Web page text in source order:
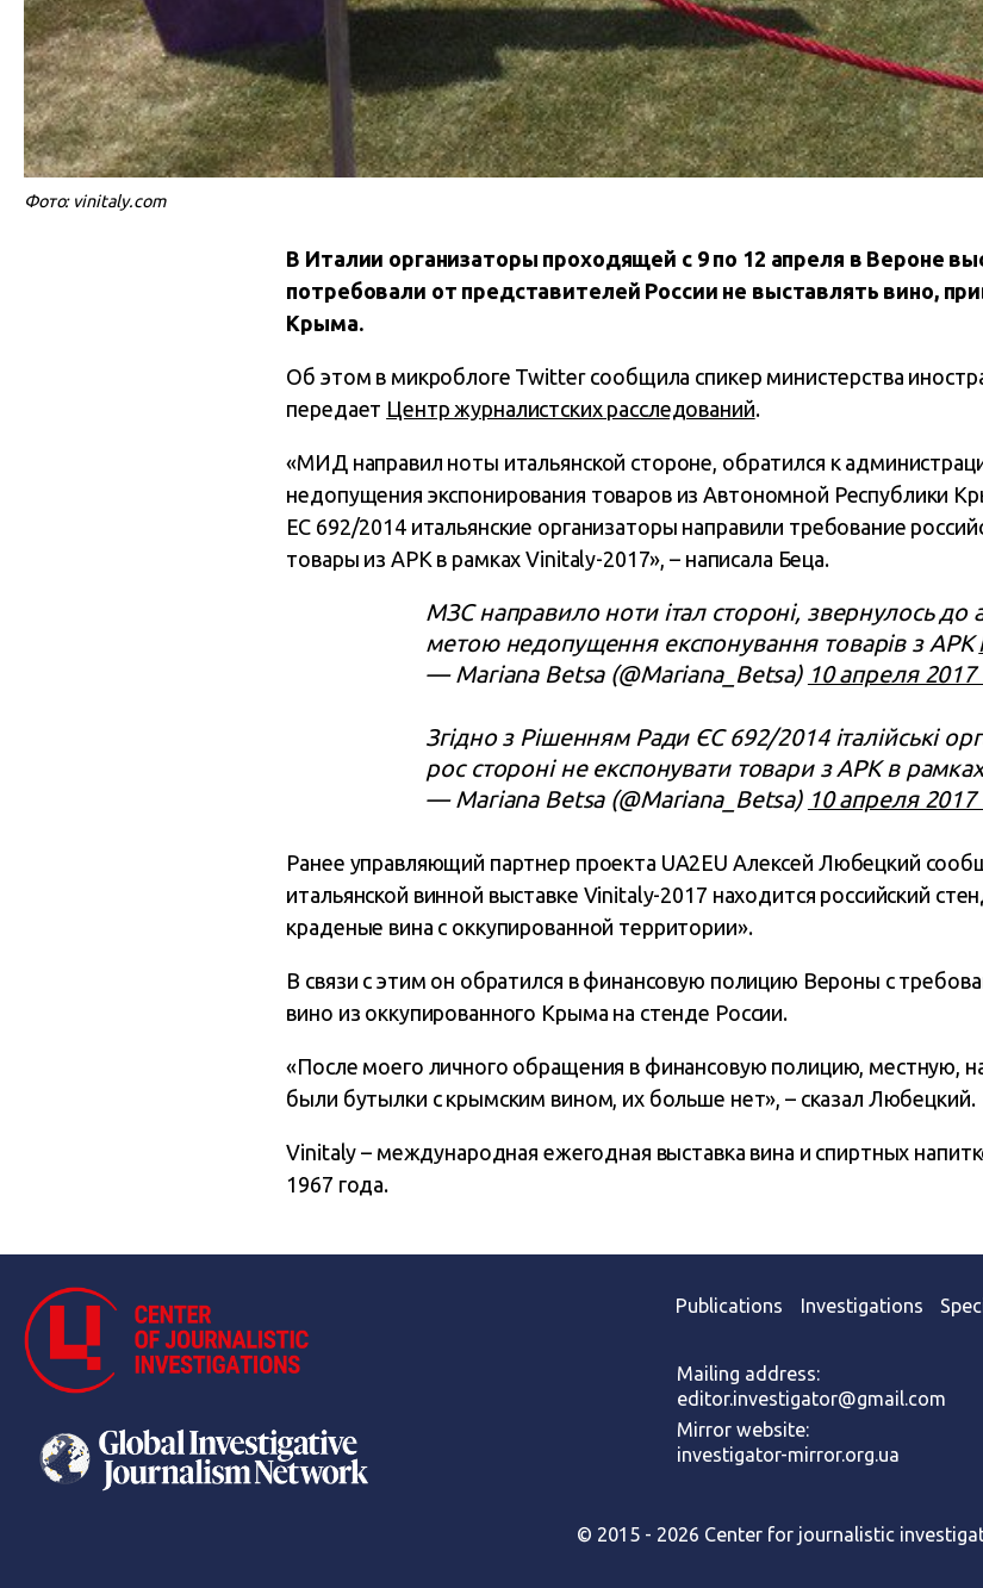
Фото: vinitaly.com
В Италии организаторы проходящей с 9 по 12 апреля в Вероне
потребовали от представителей России не выставлять вино,
Крыма.
Об этом в микроблоге Twitter сообщила спикер министерства
передает Центр журналистских расследований.
«МИД направил ноты итальянской стороне, обратился к
недопущения экспонирования товаров из Автономной Республики
ЕС 692/2014 итальянские организаторы направили требование
товары из АРК в рамках Vinitaly-2017», – написала Беца.
МЗС направило ноти італ стороні, звернулось до
метою недопущення експонування товарів з АРК
— Mariana Betsa (@Mariana_Betsa) 10 апреля 2017
Згідно з Рішенням Ради ЄС 692/2014 італійські
рос стороні не експонувати товари з АРК в
— Mariana Betsa (@Mariana_Betsa) 10 апреля 2017
Ранее управляющий партнер проекта UA2EU Алексей Любецкий
итальянской винной выставке Vinitaly-2017 находится российский
краденые вина с оккупированной территории».
В связи с этим он обратился в финансовую полицию Вероны с
вино из оккупированного Крыма на стенде России.
«После моего личного обращения в финансовую полицию, местную,
были бутылки с крымским вином, их больше нет», – сказал Любецкий.
Vinitaly – международная ежегодная выставка вина и спиртных
1967 года.
Publications Investigations
Mailing address:
editor.investigator@gmail.com
Mirror website:
investigator-mirror.org.ua
© 2015 - 2026 Center for journalistic